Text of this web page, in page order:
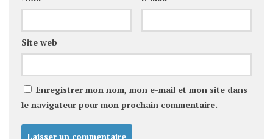
Site web
Enregistrer mon nom, mon e-mail et mon site dans
le navigateur pour mon prochain commentaire.